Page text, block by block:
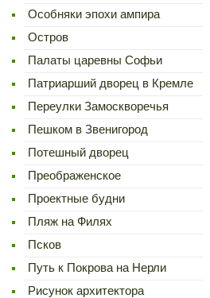
Особняки эпохи ампира
Остров
Палаты царевны Софьи
Патриарший дворец в Кремле
Переулки Замоскворечья
Пешком в Звенигород
Потешный дворец
Преображенское
Проектные будни
Пляж на Филях
Псков
Путь к Покрова на Нерли
Рисунок архитектора